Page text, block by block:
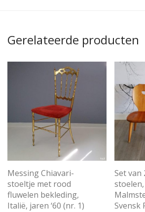
Gerelateerde producten
Messing Chiavari-
stoeltje met rood
fluwelen bekleding,
Italië, jaren ‘60 (nr. 1)
Set van
Svensk